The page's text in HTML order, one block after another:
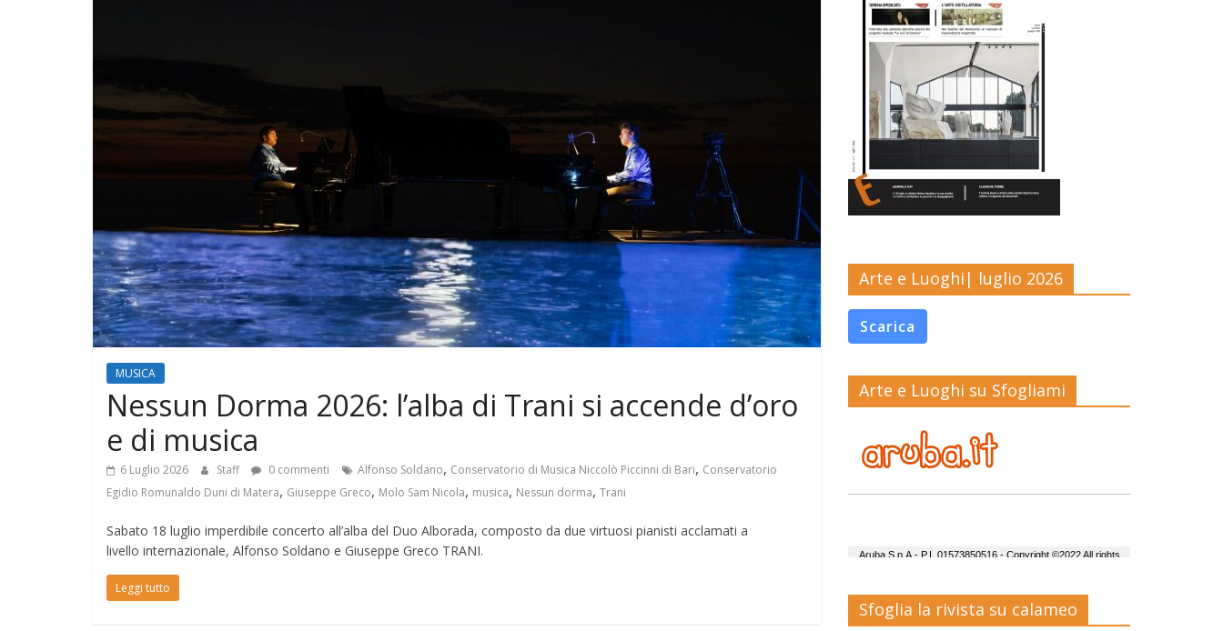
MUSICA
Nessun Dorma 2026: l’alba di Trani si accende d’oro
e di musica
6 Luglio 2026 Staff 0 commenti Alfonso Soldano, Conservatorio di Musica Niccolò Piccinni di Bari, Conservatorio
Egidio Romunaldo Duni di Matera, Giuseppe Greco, Molo Sam Nicola, musica, Nessun dorma, Trani
Sabato 18 luglio imperdibile concerto all’alba del Duo Alborada, composto da due virtuosi pianisti acclamati a
livello internazionale, Alfonso Soldano e Giuseppe Greco TRANI.
Leggi tutto
Arte e Luoghi| luglio 2026
Scarica
Arte e Luoghi su Sfogliami
Sfoglia la rivista su calameo